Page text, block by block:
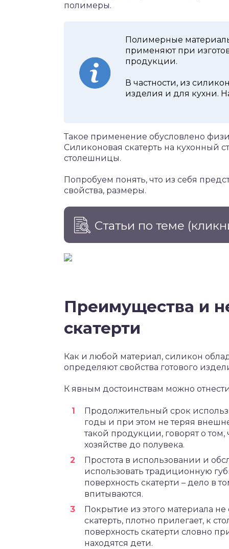
полимеры.
Полимерные
применяют при
продукции.
В частности, из
изделия и для кухни.
Такое применение обусловлено
Силиконовая скатерть на кухонный
столешницы.
Попробуем понять, что из себя
свойства, размеры.
Статьи по теме
Преимущества и
скатерти
Как и любой материал, силикон
определяют свойства готового
К явным достоинствам можно
Продолжительный срок
годы и при этом не теряя
такой продукции, говорят о том,
хозяйстве до полувека.
Простота в использовании и
использовать традиционную
поверхность скатерти – дело в
впитываются.
Покрытие из этого материала не
скатерть, плотно прилегает, к
поверхность скатерти словно
находятся дети.